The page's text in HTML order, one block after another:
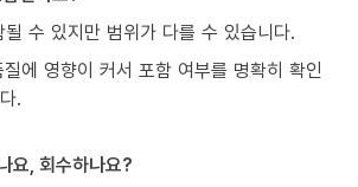
수 있지만 범위가 다를 수 있습니다.
에 영향이 커서 포함 여부를 명확히 확인
.
요, 회수하나요?